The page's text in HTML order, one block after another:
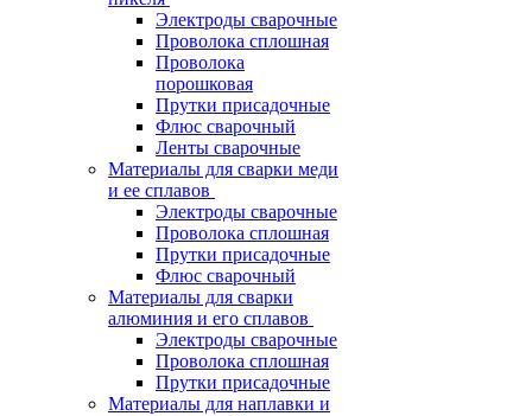
Электроды сварочные
Проволока сплошная
Проволока
порошковая
Прутки присадочные
Флюс сварочный
Ленты сварочные
Материалы для сварки меди
и ее сплавов
Электроды сварочные
Проволока сплошная
Прутки присадочные
Флюс сварочный
Материалы для сварки
алюминия и его сплавов
Электроды сварочные
Проволока сплошная
Прутки присадочные
Материалы для наплавки и